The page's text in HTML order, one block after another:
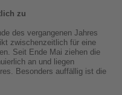
zu
des vergangenen Jahres
zwischenzeitlich für eine
Seit Ende Mai ziehen die
an und liegen
Besonders auffällig ist die